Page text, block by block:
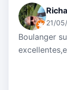
21/
Boulanger